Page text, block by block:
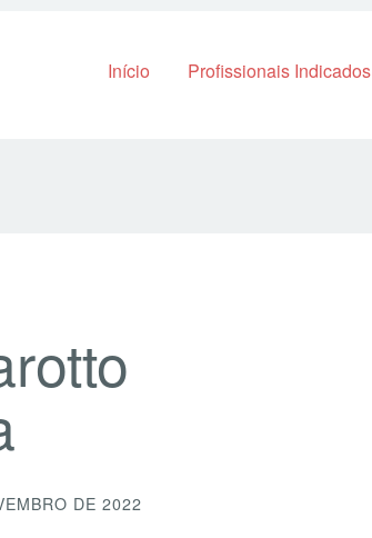
Skip to content
Início Profissionais Indicados
DE 2022